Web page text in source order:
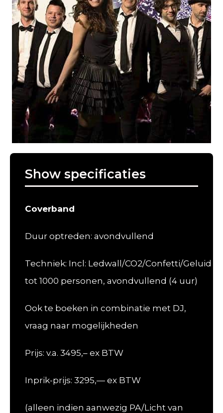
Show specificaties
Coverband
Duur optreden: avondvullend
Techniek: Incl: Ledwall/CO2/Confetti/Geluid
tot 1000 personen, avondvullend (4 uur)
Ook te boeken in combinatie met DJ,
vraag naar mogelijkheden
Prijs: v.a. 3495,– ex BTW
Inprik-prijs: 3295,— ex BTW
(alleen indien aanwezig PA/Licht van